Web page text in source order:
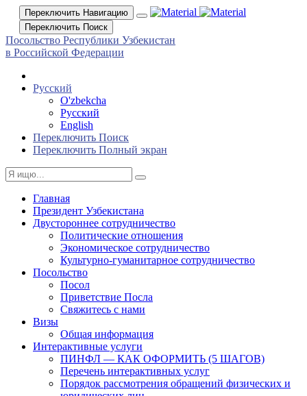
Переключить Навигацию
Переключить Поиск
Посольство Республики Узбекистан
в Российской Федерации
Русский
O'zbekcha
Русский
English
Переключить Поиск
Переключить Полный экран
Главная
Президент Узбекистана
Двустороннее сотрудничество
Политические отношения
Экономическое сотрудничество
Культурно-гуманитарное сотрудничество
Посольство
Посол
Приветствие Посла
Свяжитесь с нами
Визы
Общая информация
Интерактивные услуги
ПИНФЛ — КАК ОФОРМИТЬ (5 ШАГОВ)
Перечень интерактивных услуг
Порядок рассмотрения обращений физических и